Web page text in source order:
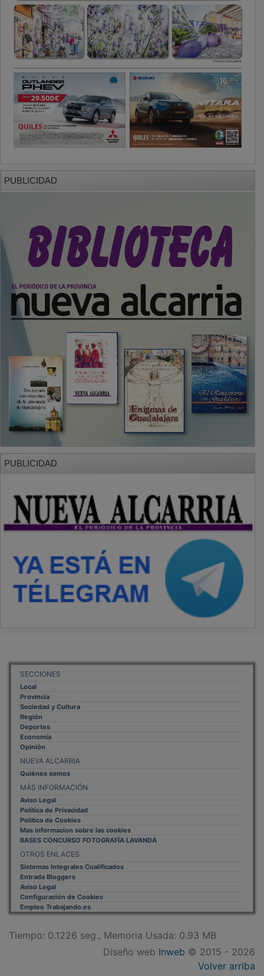
PUBLICIDAD
PUBLICIDAD
SECCIONES
Local
Provincia
Sociedad y Cultura
Región
Deportes
Economía
Opinión
NUEVA ALCARRIA
Quiénes somos
MÁS INFORMACIÓN
Aviso Legal
Política de Privacidad
Politica de Cookies
Mas informacion sobre las cookies
BASES CONCURSO FOTOGRAFÍA LAVANDA
OTROS ENLACES
Sistemas Integrales Cualificados
Entrada Bloggers
Aviso Legal
Configuración de Cookies
Empleo Trabajando.es
Tiempo: 0.1226 seg., Memoria Usada: 0.93 MB
Diseño web Inweb © 2015 - 2026
Volver arriba